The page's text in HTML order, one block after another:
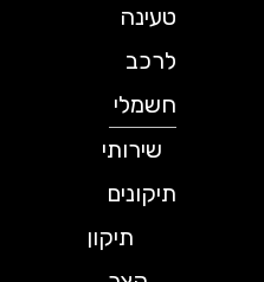
טעינה
לרכב
חשמלי
שירותי
תיקונים
תיקון